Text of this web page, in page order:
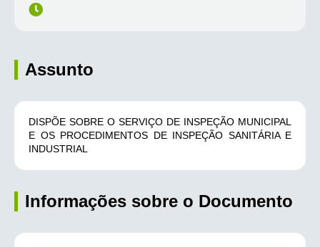
Assunto
DISPÕE SOBRE O SERVIÇO DE INSPEÇÃO MUNICIPAL
E OS PROCEDIMENTOS DE INSPEÇÃO SANITÁRIA E
INDUSTRIAL
Informações sobre o Documento